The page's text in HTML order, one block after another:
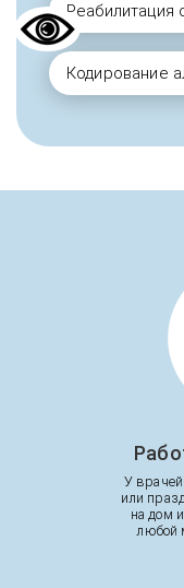
Реабилитация
Кодирование
У
или
на дом
любой